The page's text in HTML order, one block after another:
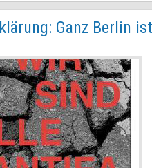
Ganz Berlin